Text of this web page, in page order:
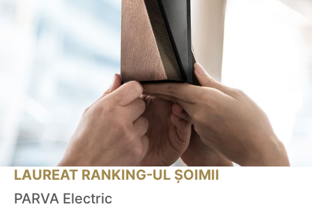
LAUREAT RANKING-UL ȘOIMII
PARVA Electric